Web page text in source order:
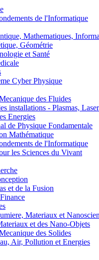
de l'Informatique
Mathematiques,
Géométrie
et Santé
Cyber Physique
des Fluides
- Plasmas,
Energies
de Physique Fondamentale
Mathématique
de l'Informatique
les Sciences du Vivant
et de la Fusion
Materiaux et
et des Nano-Objets
des Solides
Air, Pollution et Energies